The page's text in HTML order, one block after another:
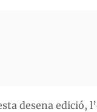
desena edició,